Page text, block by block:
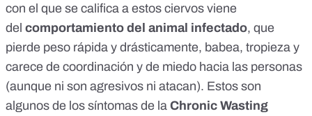
con el que se califica a estos ciervos viene
del comportamiento del animal infectado, que
pierde peso rápida y drásticamente, babea, tropieza y
carece de coordinación y de miedo hacia las personas
(aunque ni son agresivos ni atacan). Estos son
algunos de los síntomas de la Chronic Wasting